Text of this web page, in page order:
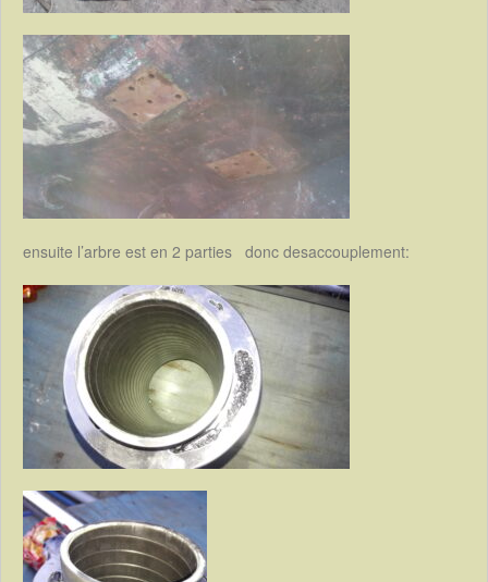
ensuite l’arbre est en 2 parties donc desaccouplement: